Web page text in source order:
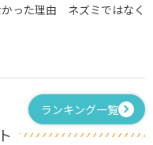
った理由 ネズミではなく
ランキング一覧